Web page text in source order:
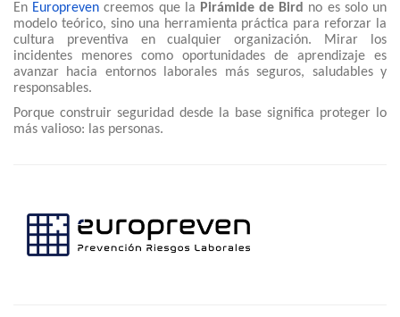
En Europreven creemos que la Pirámide de Bird no es solo un
modelo teórico, sino una herramienta práctica para reforzar la
cultura preventiva en cualquier organización. Mirar los
incidentes menores como oportunidades de aprendizaje es
avanzar hacia entornos laborales más seguros, saludables y
responsables.
Porque construir seguridad desde la base significa proteger lo
más valioso: las personas.